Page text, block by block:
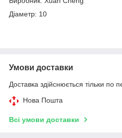
Діаметр: 10
Умови доставки
Доставка здійснюється тільки по
Нова Пошта
Всі умови доставки